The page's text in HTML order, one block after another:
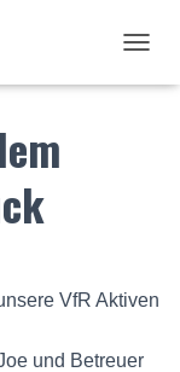
VfR Aktiven
und Betreuer